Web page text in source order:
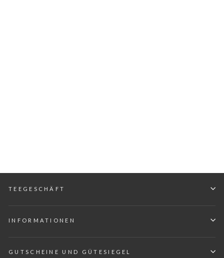
TEEGESCHÄFT
INFORMATIONEN
GUTSCHEINE UND GÜTESIEGEL